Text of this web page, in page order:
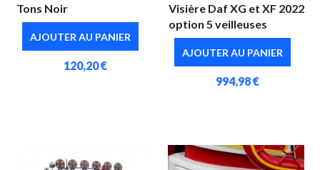
Tons Noir
AJOUTER AU PANIER
120,20 €
Visière Daf XG et XF 2022
option 5 veilleuses
AJOUTER AU PANIER
994,98 €